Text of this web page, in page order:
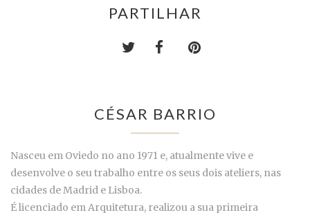
PARTILHAR
CÉSAR BARRIO
Nasceu em Oviedo no ano 1971 e, atualmente vive e
desenvolve o seu trabalho entre os seus dois ateliers, nas
cidades de Madrid e Lisboa.
É licenciado em Arquitetura, realizou a sua primeira